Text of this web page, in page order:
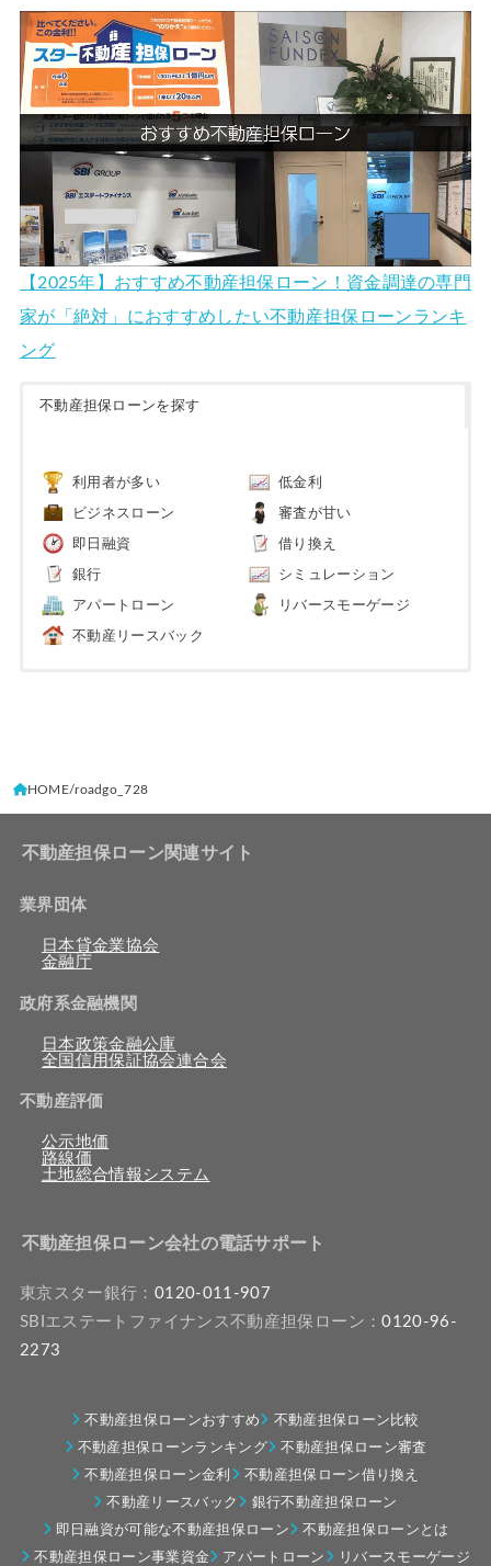
【2025年】おすすめ不動産担保ローン！資金調達の専門
家が「絶対」におすすめしたい不動産担保ローンランキ
ング
不動産担保ローンを探す
利用者が多い 低金利
ビジネスローン 審査が甘い
即日融資 借り換え
銀行 シミュレーション
アパートローン リバースモーゲージ
不動産リースバック
HOME roadgo_728
不動産担保ローン関連サイト
業界団体
日本貸金業協会
金融庁
政府系金融機関
日本政策金融公庫
全国信用保証協会連合会
不動産評価
公示地価
路線価
土地総合情報システム
不動産担保ローン会社の電話サポート
東京スター銀行： 0120-011-907
SBIエステートファイナンス不動産担保ローン：0120-96-
2273
不動産担保ローンおすすめ
不動産担保ローン比較
不動産担保ローンランキング
不動産担保ローン審査
不動産担保ローン金利
不動産担保ローン借り換え
不動産リースバック
銀行不動産担保ローン
即日融資が可能な不動産担保ローン
不動産担保ローンとは
不動産担保ローン事業資金
アパートローン リバースモーゲージ